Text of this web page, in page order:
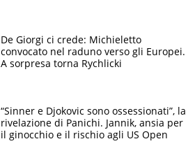
De Giorgi ci crede: Michieletto
convocato nel raduno verso gli Europei.
A sorpresa torna Rychlicki
“Sinner e Djokovic sono ossessionati”, la
rivelazione di Panichi. Jannik, ansia per
il ginocchio e il rischio agli US Open